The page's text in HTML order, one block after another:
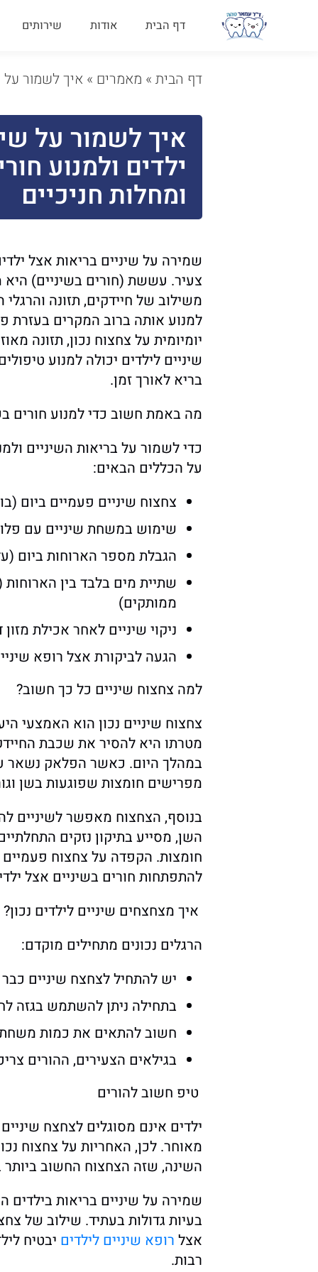
דף הבית אודות שירותים
דף הבית» מאמרים » איך לשמור על
איך לשמור על
ילדים ולמנוע
ומחלות חניכיים
שמירה על שיניים בריאות אצל
צעיר. עששת (חורים בשיניים)
משילוב של חיידקים, תזונה
למנוע אותה ברוב המקרים בעזרת
יומיומית על צחצוח נכון, תזונה
שיניים לילדים יכולה למנוע
בריא לאורך זמן.
מה באמת חשוב כדי למנוע חורים
כדי לשמור על בריאות השיניים
על הכללים הבאים:
צחצוח שיניים פעמיים ביום
שימוש במשחת שיניים עם
הגבלת מספר הארוחות ביום (עד 5–6
שתיית מים בלבד בין
ממותקים)
ניקוי שיניים לאחר אכילת
הגעה לביקורת אצל רופא
למה צחצוח שיניים כל כך חשוב?
צחצוח שיניים נכון הוא האמצעי
מטרתו היא להסיר את שכבת
במהלך היום. כאשר הפלאק נשאר
מפרישים חומצות שפוגעות בשן
בנוסף, הצחצוח מאפשר לשיניים
השן, מסייע בתיקון נזקים
חומצות. הקפדה על צחצוח
להתפתחות חורים בשיניים אצל
איך מצחצחים שיניים לילדים נכון?
הרגלים נכונים מתחילים מוקדם:
יש להתחיל לצחצח שיניים
בתחילה ניתן להשתמש בגזה
חשוב להתאים את כמות משחת
בגילאים הצעירים, ההורים
טיפ חשוב להורים
ילדים אינם מסוגלים לצחצח
מאוחר. לכן, האחריות על צחצוח
השינה, שזה הצחצוח החשוב
שמירה על שיניים בריאות
בעיות גדולות בעתיד. שילוב של
אצל רופא שיניים לילדים יבטיח
רבות.